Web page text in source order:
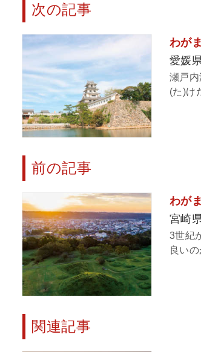
次の記事
わが
愛媛
瀬戸内
(た)け
前の記事
わが
宮崎
3世紀
良い
関連記事